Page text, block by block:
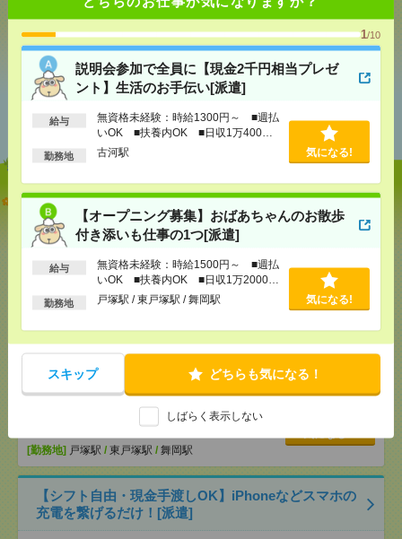
1/10
説明会参加で全員に【現金2千円相当プレゼ
ント】生活のお手伝い[派遣]
給与
無資格未経験：時給1300円～ ■週払
いOK ■扶養内OK ■日収1万400円
以上
勤務地 古河駅 気になる!
【オープニング募集】おばあちゃんのお散歩
付き添いも仕事の1つ[派遣]
給与
無資格未経験：時給1500円～ ■週払
いOK ■扶養内OK ■日収1万2000円
以上
勤務地 戸塚駅 / 東戸塚駅 / 舞岡駅 気になる!
スキップ どちらも気になる！
しばらく表示しない
気になる！
おすすめ
説明会参加で全員に【現金2千円相当プレゼント】生
活のお手伝い[派遣]
[給 与]無資格未経験：時給1300円～ ■週払い
OK ■扶養内OK ■日収1万400円以上
交通費全額支給（ガソリン代もOK！）
[勤務地]古河駅
気になる！
【オープニング募集】おばあちゃんのお散歩付き添
いも仕事の1つ[派遣]
[給 与]無資格未経験：時給1500円～ ■週払い
OK ■扶養内OK ■日収1万2000円以上
[勤務地] 戸塚駅 / 東戸塚駅 / 舞岡駅
【シフト自由・現金手渡しOK】iPhoneなどスマホの
充電を繋げるだけ！[派遣]